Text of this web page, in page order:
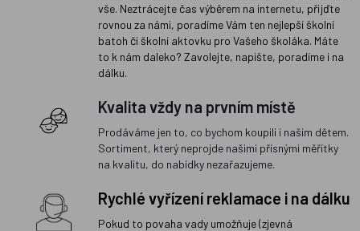
vše. Neztrácejte čas výběrem na internetu, přijďte
rovnou za námi, poradíme Vám ten nejlepší školní
batoh či školní aktovku pro Vašeho školáka. Máte
to k nám daleko? Zavolejte, napište, poradíme i na
dálku.
Kvalita vždy na prvním místě
Prodáváme jen to, co bychom koupili i našim dětem.
Sortiment, který neprojde našimi přísnými měřítky
na kvalitu, do nabídky nezařazujeme.
Rychlé vyřízení reklamace i na dálku
Pokud to povaha vady umožňuje (zjevná